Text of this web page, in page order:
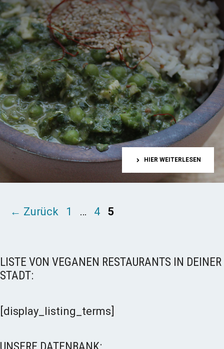
HIER WEITERLESEN
← Zurück Seite
1 … Seite
4 Seite
5
LISTE VON VEGANEN RESTAURANTS IN DEINER
STADT:
[display_listing_terms]